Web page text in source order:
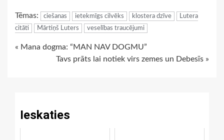
Tēmas: ciešanas ietekmīgs cilvēks klostera dzīve
Lutera
citāti
Mārtiņš Luters veselības traucējumi
Continue
« Mana dogma: “MAN NAV DOGMU”
Tavs prāts lai notiek virs zemes un Debesīs »
Ieskaties